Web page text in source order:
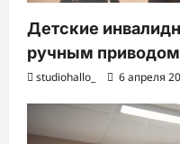
Детские
ручным приводом
studiohallo_ 6 апреля